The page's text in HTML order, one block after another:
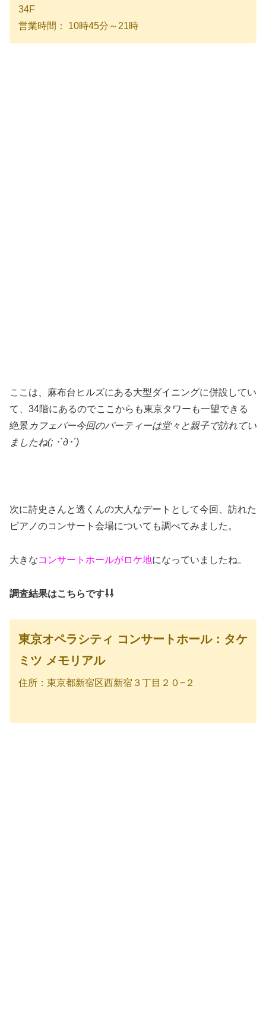
34F
営業時間： 10時45分～21時
ここは、麻布台ヒルズにある大型ダイニングに併設してい
て、34階にあるのでここからも東京タワーも一望できる
絶景 カフェバー今回のパーティーは堂々と親子で訪れてい
ましたね(; ･`д･´)
次に詩史さんと透くんの大人なデートとして今回、訪れた
ピアノのコンサート会場についても調べてみました。
大きなコンサートホールがロケ地になっていましたね。
調査結果はこちらです⇩⇩
東京オペラシティ コンサートホール：タケ
ミツ メモリアル
住所：東京都新宿区西新宿３丁目２０−２